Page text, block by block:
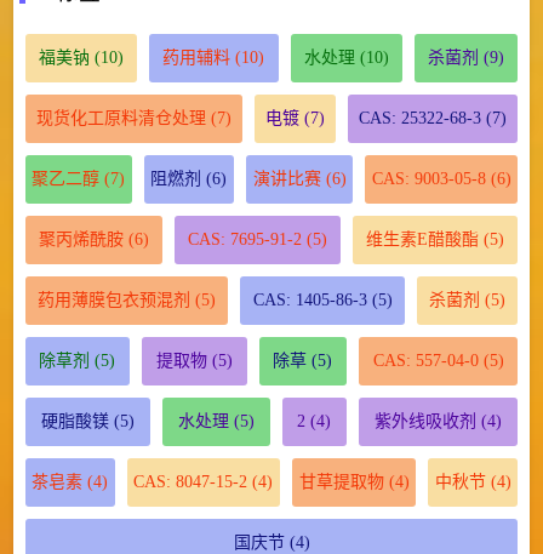
福美钠 (10) 药用辅料 (10) 水处理 (10) 杀菌剂 (9)
现货化工原料清仓处理 (7) 电镀 (7) CAS: 25322-68-3 (7)
聚乙二醇 (7) 阻燃剂 (6) 演讲比赛(6) CAS: 9003-05-8(6)
聚丙烯酰胺(6) CAS: 7695-91-2 (5) 维生素E醋酸酯 (5)
药用薄膜包衣预混剂 (5) CAS: 1405-86-3(5) 杀菌剂 (5)
除草剂 (5) 提取物(5) 除草 (5) CAS: 557-04-0(5)
硬脂酸镁(5) 水处理 (5) 2 (4) 紫外线吸收剂 (4)
茶皂素 (4) CAS: 8047-15-2 (4) 甘草提取物(4) 中秋节(4)
国庆节(4)